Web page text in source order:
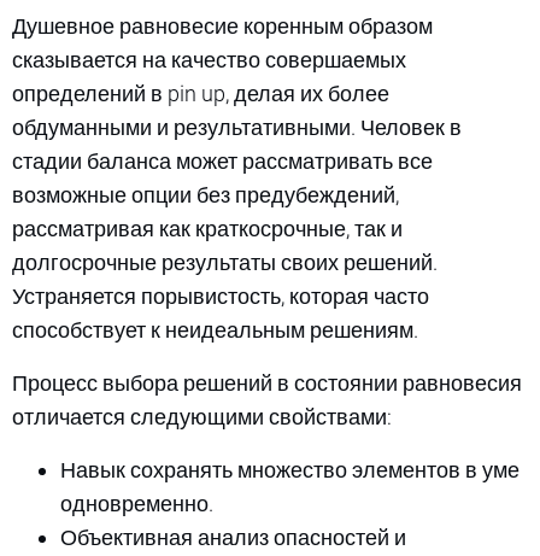
Душевное равновесие коренным образом
сказывается на качество совершаемых
определений в pin up, делая их более
обдуманными и результативными. Человек в
стадии баланса может рассматривать все
возможные опции без предубеждений,
рассматривая как краткосрочные, так и
долгосрочные результаты своих решений.
Устраняется порывистость, которая часто
способствует к неидеальным решениям.
Процесс выбора решений в состоянии равновесия
отличается следующими свойствами:
Навык сохранять множество элементов в уме
одновременно.
Объективная анализ опасностей и